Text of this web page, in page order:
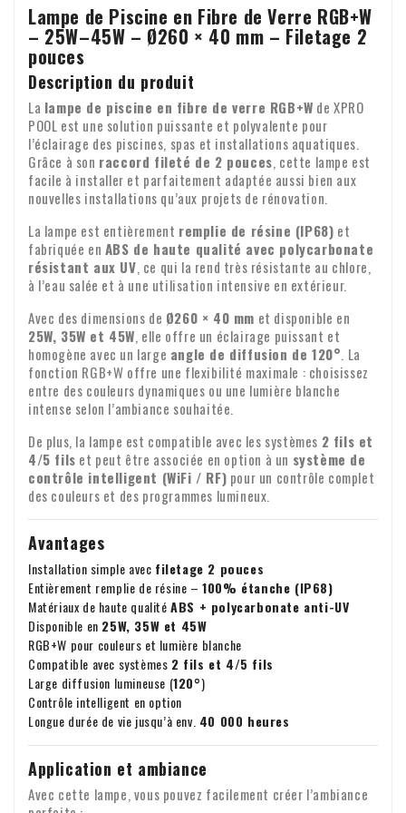
montant de la commande dans les 14 jours suivant la
notification de votre retour, à condition que le produit ait
été retourné en bon état.
c. Produits clairement personnalisés.
d. qui, de par leur nature, ne peuvent être renvoyés ;
e. qui peuvent se détériorer ou se périmer rapidement ;
f. dont le prix est soumis à des fluctuations du marché
financier sur lesquelles le professionnel n'a aucune
influence ;
g. pour les journaux et magazines vendus à l'unité ;
h. pour les enregistrements audio et vidéo et les logiciels
informatiques dont le consommateur a brisé le sceau.
nos produits. Identité de l'entreprise
Livraison gratuite
à partir de 100 € (dans toute l'Europe)
Pays-Bas : 6,95 €
Belgique : 7,89 €
Allemagne : 8,11
Espagne : 11,00
Nous livrons également dans les pays hors d'Europe. Pour
connaître les tarifs applicables, veuillez nous contacter par
e-mail à l'adresseinfo@xpropool.com
Livraison
services de livraison de colis. En règle générale, la livraison
a lieu le jour ouvrable suivant entre 9h00 et 18h00.
Malheureusement, nous ne pouvons garantir l'heure exacte
de la livraison.
Contrôle à la réception
Veuillez vérifier le contenu de votre colis dès réception. Il
manque des pièces ou des produits sont endommagés ?
Veuillez nous envoyer immédiatement un e-mail avec votre
numéro de commande et, le cas échéant, des photos des
Transfert de TVA pour les clients
professionnels
Vous passez une commande depuis l'Europe à des fins
professionnelles ? Dans ce cas, il est possible de transférer
la TVA. Nous ne facturerons alors pas la TVA sur la facture.
Votre numéro de TVA sera automatiquement vérifié. Votre
numéro de TVA ne fonctionne pas ? Veuillez nous contacter.
Pour toute question concernant l'expédition ou d'autres
sujets, n'hésitez pas à nous contacter par e-mail :
info@xpropool.com
vous utilisez déjà les services bancaires en ligne, vous
pouvez utiliser iDEAL immédiatement, sans avoir à vous
inscrire.
Mollie s'effectue selon une procédure SSL sécurisée.
Virement bancaire
Si vous souhaitez payer par virement bancaire, vous pouvez
également le faire directement via la procédure SSL
sécurisée de Mollie. Veuillez ne pas modifier la référence du
paiement, sinon votre paiement risque d'être perdu.
Découvrez ci-dessous toutes les options de paiement
Découvrez ci-dessous toutes les options de paiement
Lampe de Piscine en Fibre de Verre RGB+W
– 25W–45W – Ø260 × 40 mm – Filetage 2
pouces
Description du produit
La lampe de piscine en fibre de verre RGB+W de XPRO
POOL est une solution puissante et polyvalente pour
l’éclairage des piscines, spas et installations aquatiques.
Grâce à son raccord fileté de 2 pouces, cette lampe est
facile à installer et parfaitement adaptée aussi bien aux
nouvelles installations qu’aux projets de rénovation.
La lampe est entièrement remplie de résine (IP68) et
fabriquée en ABS de haute qualité avec polycarbonate
résistant aux UV, ce qui la rend très résistante au chlore,
à l’eau salée et à une utilisation intensive en extérieur.
Avec des dimensions de Ø260 × 40 mm et disponible en
25W, 35W et 45W, elle offre un éclairage puissant et
homogène avec un large angle de diffusion de 120°. La
fonction RGB+W offre une flexibilité maximale : choisissez
entre des couleurs dynamiques ou une lumière blanche
intense selon l’ambiance souhaitée.
De plus, la lampe est compatible avec les systèmes 2 fils et
4/5 fils et peut être associée en option à un système de
contrôle intelligent (WiFi / RF) pour un contrôle complet
des couleurs et des programmes lumineux.
Avantages
Installation simple avec filetage 2 pouces
Entièrement remplie de résine –100% étanche (IP68)
Matériaux de haute qualitéABS + polycarbonate anti-UV
Disponible en 25W, 35W et 45W
RGB+W pour couleurs et lumière blanche
Compatible avec systèmes 2 fils et 4/5 fils
Large diffusion lumineuse (120°)
Contrôle intelligent en option
Longue durée de vie jusqu’à env. 40 000 heures
Application et ambiance
Avec cette lampe, vous pouvez facilement créer l’ambiance